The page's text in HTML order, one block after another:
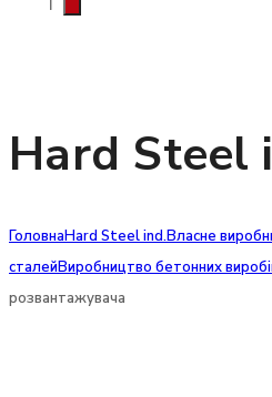
Hard Steel
ГоловнаHard Steel ind.Власне
сталейВиробництво бетонних
розвантажувача